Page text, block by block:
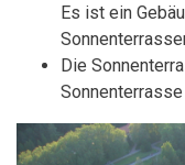
Es ist ein
Die